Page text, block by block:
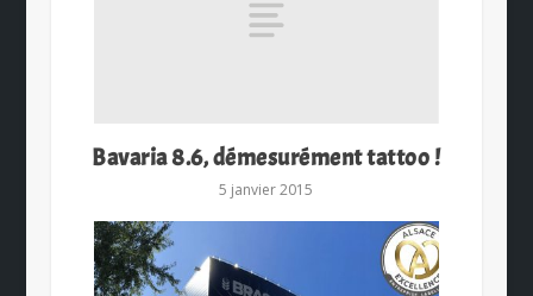
Bavaria 8.6, démesurément tattoo !
5 janvier 2015